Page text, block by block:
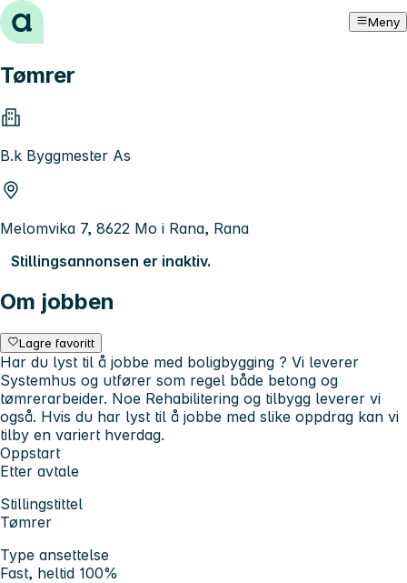
Hopp til innhold Meny
Tømrer
B.k Byggmester As
Melomvika 7, 8622 Mo i Rana, Rana
Stillingsannonsen er inaktiv.
Om jobben
Lagre favoritt
Har du lyst til å jobbe med boligbygging ? Vi leverer
Systemhus og utfører som regel både betong og
tømrerarbeider. Noe Rehabilitering og tilbygg leverer vi
også. Hvis du har lyst til å jobbe med slike oppdrag kan vi
tilby en variert hverdag.
Oppstart
Etter avtale
Stillingstittel
Tømrer
Type ansettelse
Fast, heltid 100%